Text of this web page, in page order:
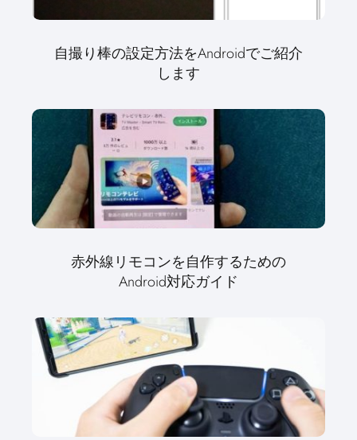
自撮り棒の設定方法をAndroidでご紹介
します
赤外線リモコンを自作するための
Android対応ガイド